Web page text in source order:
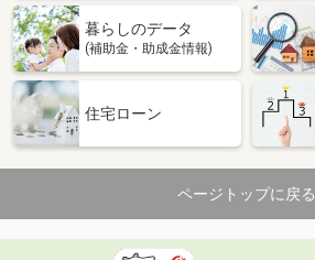
暮らしのデータ
(補助金・助成金情報)
住宅ローン
ページトップに戻る